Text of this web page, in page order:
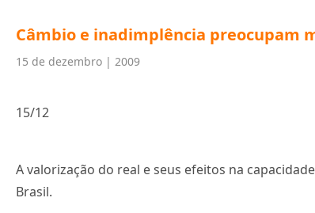
Câmbio e inadimplência preocupam
15 de dezembro | 2009
15/12
A valorização do real e seus efeitos na
Brasil.